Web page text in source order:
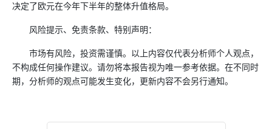
决定了欧元在今年下半年的整体升值格局。
风险提示、免责条款、特别声明：
市场有风险，投资需谨慎。以上内容仅代表分析师个人观点，
不构成任何操作建议。请勿将本报告视为唯一参考依据。在不同时
期，分析师的观点可能发生变化，更新内容不会另行通知。